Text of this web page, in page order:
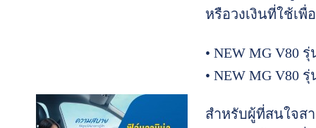
หรือวงเงินที่ใช้เพื่
• NEW MG V80
• NEW MG V80
สำหรับผู้ที่สนใจส